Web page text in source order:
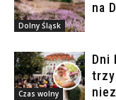
Dolny Śląsk
na
Czas wolny
Dni
trzy